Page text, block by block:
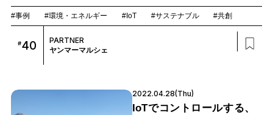
#事例 #環境・エネルギー #IoT #サステナブル #共創
#40 PARTNER
ヤンマーマルシェ
2022.04.28(Thu)
IoTでコントロールする、